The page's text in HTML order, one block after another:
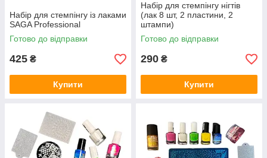
Набір для стемпінгу із лаками
SAGA Professional
Готово до відправки
425 ₴
Купити
Набір для стемпінгу нігтів
(лак 8 шт, 2 пластини, 2
штампи)
Готово до відправки
290 ₴
Купити